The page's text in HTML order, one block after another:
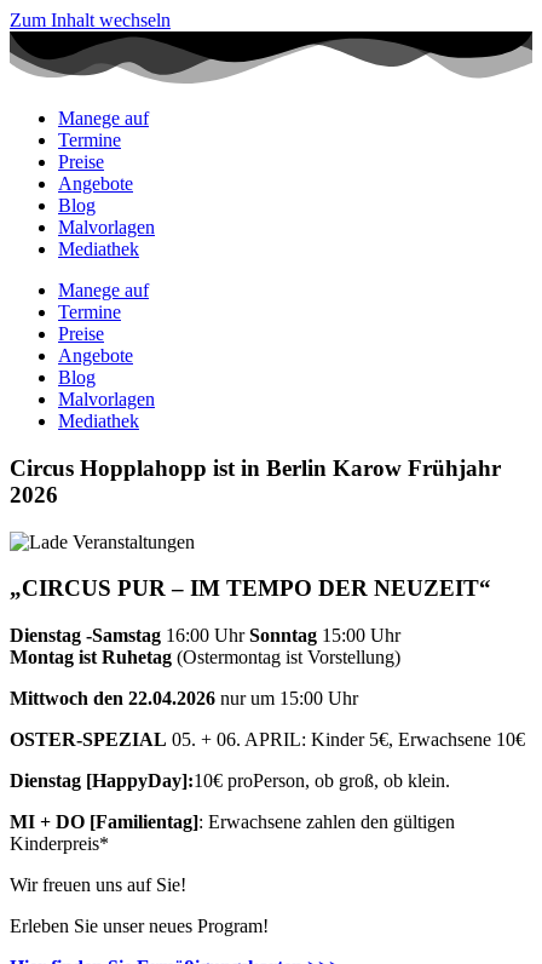
Zum Inhalt wechseln
Manege auf
Termine
Preise
Angebote
Blog
Malvorlagen
Mediathek
Manege auf
Termine
Preise
Angebote
Blog
Malvorlagen
Mediathek
Circus Hopplahopp ist in Berlin Karow Frühjahr
2026
„CIRCUS PUR – IM TEMPO DER NEUZEIT“
Dienstag -Samstag 16:00 UhrSonntag 15:00 Uhr
Montag ist Ruhetag (Ostermontag ist Vorstellung)
Mittwoch den 22.04.2026 nur um 15:00 Uhr
OSTER-SPEZIAL 05. + 06. APRIL: Kinder 5€, Erwachsene 10€
Dienstag [HappyDay]:10€ proPerson, ob groß, ob klein.
MI + DO [Familientag]: Erwachsene zahlen den gültigen
Kinderpreis*
Wir freuen uns auf Sie!
Erleben Sie unser neues Program!